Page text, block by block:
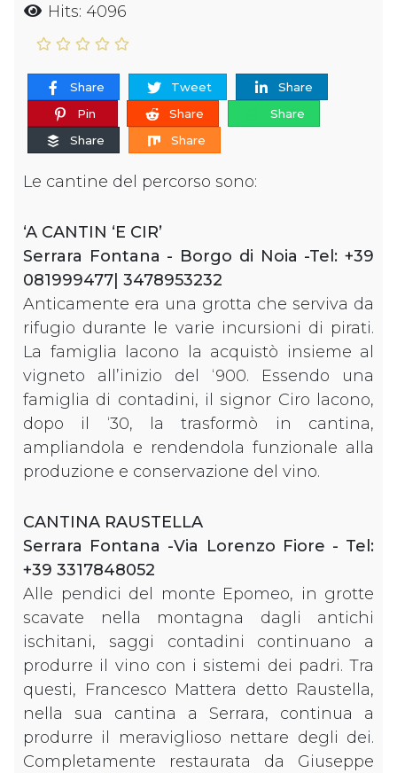
Hits: 4096
Share Tweet
Share
Pin
Share
Share
Share
Share
Le cantine del percorso sono:
‘A CANTIN ‘E CIR’
Serrara Fontana - Borgo di Noia -Tel: +39
081999477| 3478953232
Anticamente era una grotta che serviva da
rifugio durante le varie incursioni di pirati.
La famiglia lacono la acquistò insieme al
vigneto all’inizio del ‘900. Essendo una
famiglia di contadini, il signor Ciro lacono,
dopo il ‘30, la trasformò in cantina,
ampliandola e rendendola funzionale alla
produzione e conservazione del vino.
CANTINA RAUSTELLA
Serrara Fontana -Via Lorenzo Fiore - Tel:
+39 3317848052
Alle pendici del monte Epomeo, in grotte
scavate nella montagna dagli antichi
ischitani, saggi contadini continuano a
produrre il vino con i sistemi dei padri. Tra
questi, Francesco Mattera detto Raustella,
nella sua cantina a Serrara, continua a
produrre il meraviglioso nettare degli dei.
Completamente restaurata da Giuseppe